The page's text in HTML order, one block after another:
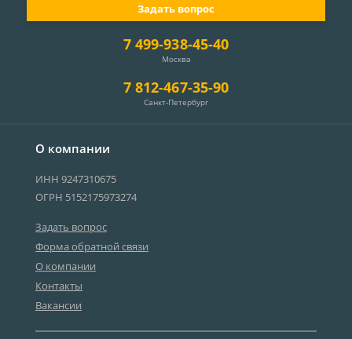
О компании
ИНН 9247310675
ОГРН 5152175973274
Задать вопрос
Форма обратной связи
О компании
Контакты
Вакансии
7 499-938-45-40
Москва
7 812-467-35-90
Санкт-Петербург
Задать вопрос